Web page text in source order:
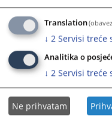
Translation
↓ 2 Servisi treće
Analitika o
↓ 2 Servisi treće
Ne prihvatam